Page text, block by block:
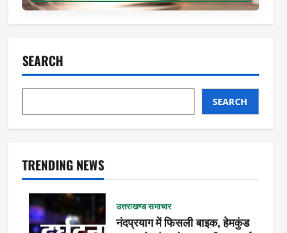
SEARCH
SEARCH
TRENDING NEWS
उत्तराखण्ड समाचार
नंदप्रयाग में फिसली बाइक, हेमकुंड